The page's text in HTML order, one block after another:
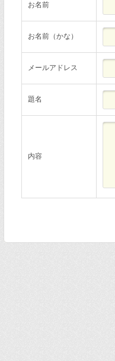
お名前
お名前（かな）
メールアドレス
題名
内容